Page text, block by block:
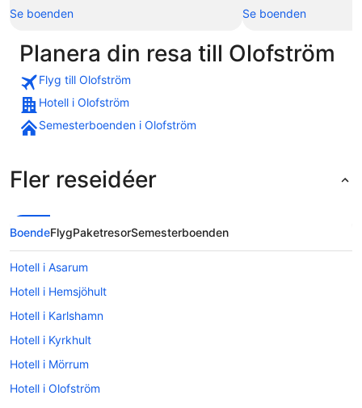
Se boenden
Se boenden
Planera din resa till Olofström
Flyg till Olofström
Hotell i Olofström
Semesterboenden i Olofström
Fler reseidéer
BoendeFlygPaketresorSemesterboenden
Hotell i Asarum
Hotell i Hemsjöhult
Hotell i Karlshamn
Hotell i Kyrkhult
Hotell i Mörrum
Hotell i Olofström